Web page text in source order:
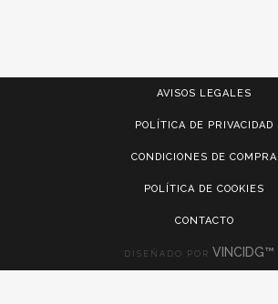
AVISOS LEGALES
POLÍTICA DE PRIVACIDAD
CONDICIONES DE COMPRA
POLÍTICA DE COOKIES
CONTACTO
DISEÑADO POR VINCIDG™